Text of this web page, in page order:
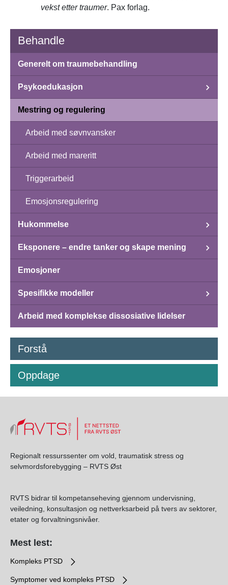
vekst etter traumer. Pax forlag.
Behandle
Generelt om traumebehandling
Psykoedukasjon
Mestring og regulering
Arbeid med søvnvansker
Arbeid med mareritt
Triggerarbeid
Emosjonsregulering
Hukommelse
Eksponere – endre tanker og skape mening
Emosjoner
Spesifikke modeller
Arbeid med komplekse dissosiative lidelser
Forstå
Oppdage
Regionalt ressurssenter om vold, traumatisk stress og
selvmordsforebygging – RVTS Øst
RVTS bidrar til kompetanseheving gjennom undervisning,
veiledning, konsultasjon og nettverksarbeid på tvers av sektorer,
etater og forvaltningsnivåer.
Mest lest:
Kompleks PTSD
Symptomer ved kompleks PTSD